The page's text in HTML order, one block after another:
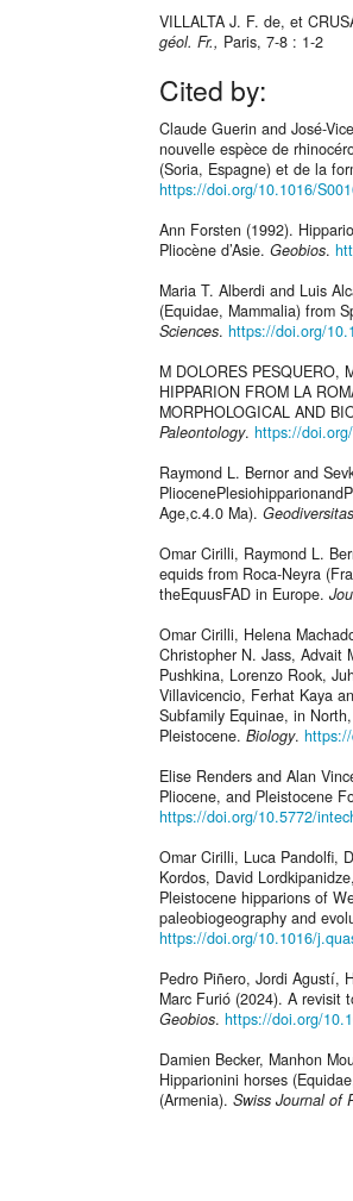
VILLALTA J. F. de, et
géol. Fr., Paris, 7-8 : 1-2
Cited by:
Claude Guerin and José-
nouvelle espèce de
(Soria, Espagne) et de la
https://doi.org/10.1016/
Ann Forsten (1992).
Pliocène d’Asie. Geobios.
Maria T. Alberdi and Luis
(Equidae, Mammalia) from
Sciences. https://doi.org/
M DOLORES PESQUERO,
HIPPARION FROM LA
MORPHOLOGICAL AND
Paleontology. https://
Raymond L. Bernor and
Age,c.4.0 Ma). Geodiversitas
Omar Cirilli, Raymond L.
equids from Roca-Neyra
theEquusFAD in Europe.
Omar Cirilli, Helena
Christopher N. Jass, Advait
Pushkina, Lorenzo Rook,
Villavicencio, Ferhat Kaya
Subfamily Equinae, in
Pleistocene. Biology.
Elise Renders and Alan
Pliocene, and Pleistocene
https://doi.org/10.5772/
Omar Cirilli, Luca Pandolfi,
Kordos, David
Pleistocene hipparions of
paleobiogeography and
https://doi.org/10.1016/
Pedro Piñero, Jordi Agustí,
Marc Furió (2024). A revisit
Geobios. https://doi.org/
Damien Becker, Manhon
Hipparionini horses
(Armenia). Swiss Journal of